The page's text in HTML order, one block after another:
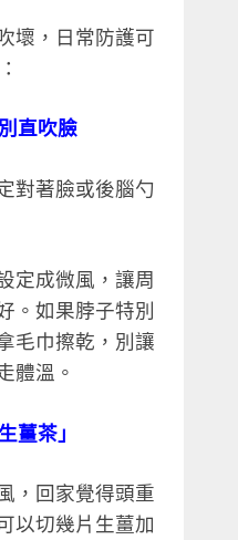
壞，日常防護可
直吹臉
對著臉或後腦勺
定成微風，讓周
。如果脖子特別
毛巾擦乾，別讓
體溫。
薑茶」
，回家覺得頭重
以切幾片生薑加